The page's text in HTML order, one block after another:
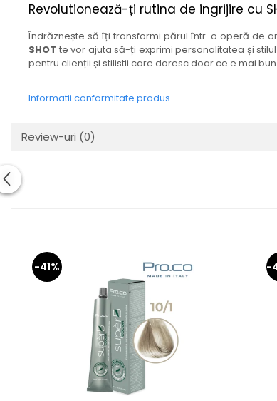
Revolutionează-ți rutina de ingrijire cu
Îndrăznește să îți transformi părul într-o operă de
SHOT te vor ajuta să-ți exprimi personalitatea și
pentru clienții și stilistii care doresc doar ce e mai
Informatii conformitate produs
Review-uri (0)
-41% -